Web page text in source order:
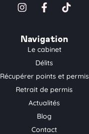
I
t
a
m
F
e
b
o
k
-
f
T
t
Navigation
Le cabinet
Délits
Récupérer points et permis
Retrait de permis
Actualités
Blog
Contact